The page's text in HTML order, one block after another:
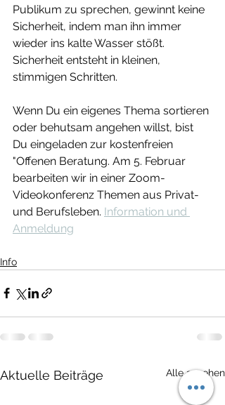
Publikum zu sprechen, gewinnt keine
Sicherheit, indem man ihn immer
wieder ins kalte Wasser stößt.
Sicherheit entsteht in kleinen,
stimmigen Schritten.
Wenn Du ein eigenes Thema sortieren
oder behutsam angehen willst, bist
Du eingeladen zur kostenfreien
"Offenen Beratung. Am 5. Februar
bearbeiten wir in einer Zoom-
Videokonferenz Themen aus Privat-
und Berufsleben. Information und
Anmeldung
Info
Aktuelle Beiträge Alle ansehen